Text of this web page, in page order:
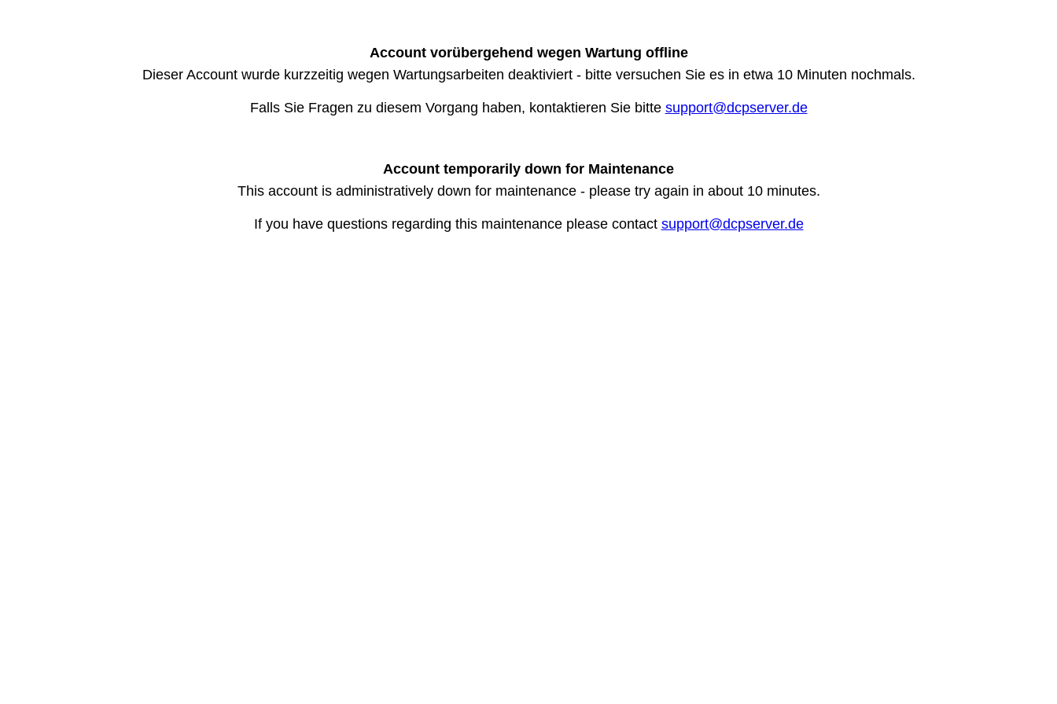
Account vorübergehend wegen Wartung offline
Dieser Account wurde kurzzeitig wegen Wartungsarbeiten deaktiviert - bitte versuchen Sie es in etwa 10 Minuten nochmals.
Falls Sie Fragen zu diesem Vorgang haben, kontaktieren Sie bitte support@dcpserver.de
Account temporarily down for Maintenance
This account is administratively down for maintenance - please try again in about 10 minutes.
If you have questions regarding this maintenance please contact support@dcpserver.de